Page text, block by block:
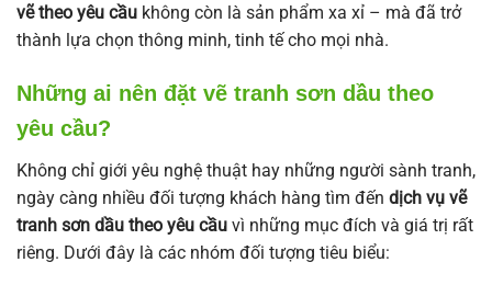
vẽ theo yêu cầu không còn là sản phẩm xa xỉ – mà đã trở
thành lựa chọn thông minh, tinh tế cho mọi nhà.
Những ai nên đặt vẽ tranh sơn dầu theo
yêu cầu?
Không chỉ giới yêu nghệ thuật hay những người sành tranh,
ngày càng nhiều đối tượng khách hàng tìm đến dịch vụ vẽ
tranh sơn dầu theo yêu cầu vì những mục đích và giá trị rất
riêng. Dưới đây là các nhóm đối tượng tiêu biểu: